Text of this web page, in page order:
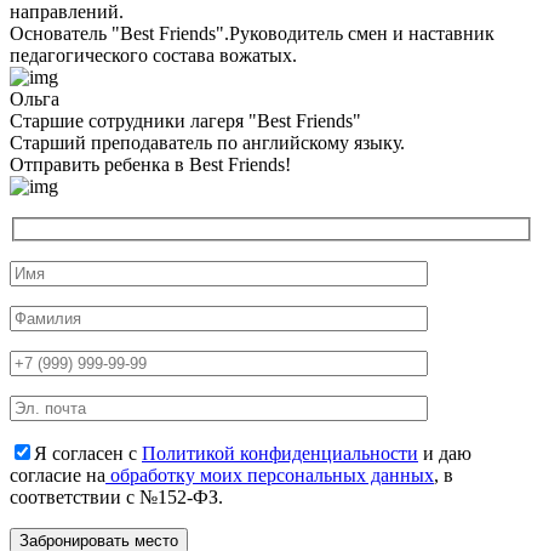
направлений.
Основатель "Best Friends".Руководитель смен и наставник
педагогического состава вожатых.
Ольга
Старшие сотрудники лагеря "Best Friends"
Cтарший преподаватель по английскому языку.
Отправить ребенка в Best Friends!
Я согласен с Политикой конфиденциальности и даю
согласие на обработку моих персональных данных, в
соответствии с №152-ФЗ.